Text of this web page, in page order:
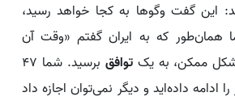
این گفت وگوها به کجا خواهد رسید،
همان‌طور که به ایران گفتم «وقت آن
ممکن، به یکتوافق
برسید. شما ۴۷
داده‌اید و دیگر نمی‌توان اجازه داد